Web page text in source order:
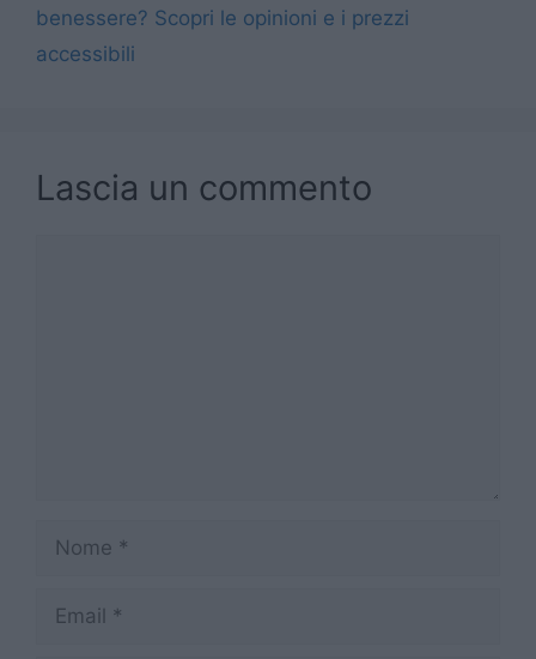
benessere? Scopri le opinioni e i prezzi
accessibili
Lascia un commento